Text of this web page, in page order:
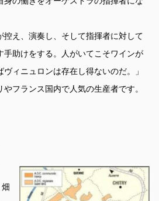
控え、演奏し、そして指揮者に対して
手助けをする。人がいてこそワインが
ィニュロンは存在し得ないのだ。」
フランス国内で人気の生産者です。